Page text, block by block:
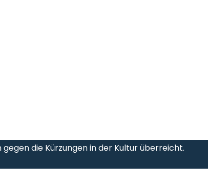
die Kürzungen in der Kultur überreicht.